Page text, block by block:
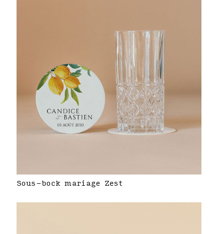
Sous-bock mariage Zest